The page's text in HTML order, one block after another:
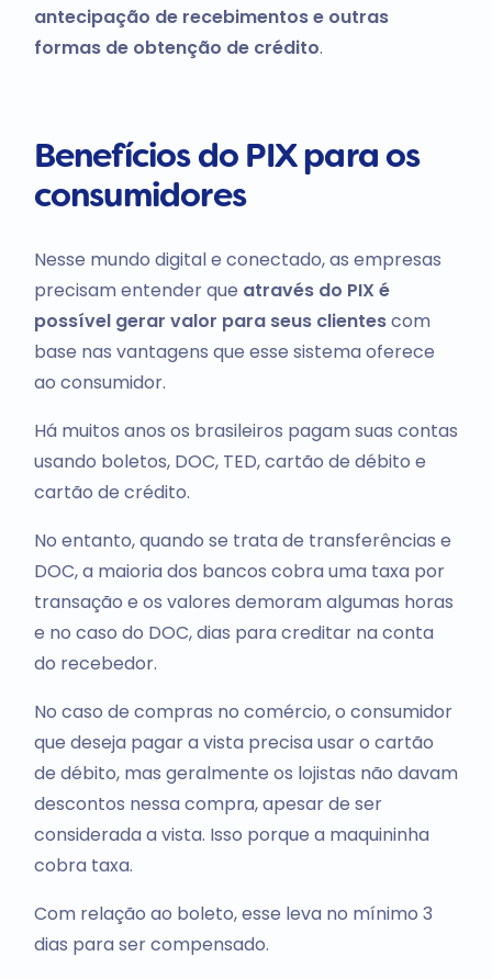
antecipação de recebimentos e outras
formas de obtenção de crédito.
Benefícios do PIX para os
consumidores
Nesse mundo digital e conectado, as empresas
precisam entender que através do PIX é
possível gerar valor para seus clientescom
base nas vantagens que esse sistema oferece
ao consumidor.
Há muitos anos os brasileiros pagam suas contas
usando boletos, DOC, TED, cartão de débito e
cartão de crédito.
No entanto, quando se trata de transferências e
DOC, a maioria dos bancos cobra uma taxa por
transação e os valores demoram algumas horas
e no caso do DOC, dias para creditar na conta
do recebedor.
No caso de compras no comércio, o consumidor
que deseja pagar a vista precisa usar o cartão
de débito, mas geralmente os lojistas não davam
descontos nessa compra, apesar de ser
considerada a vista. Isso porque a maquininha
cobra taxa.
Com relação ao boleto, esse leva no mínimo 3
dias para ser compensado.